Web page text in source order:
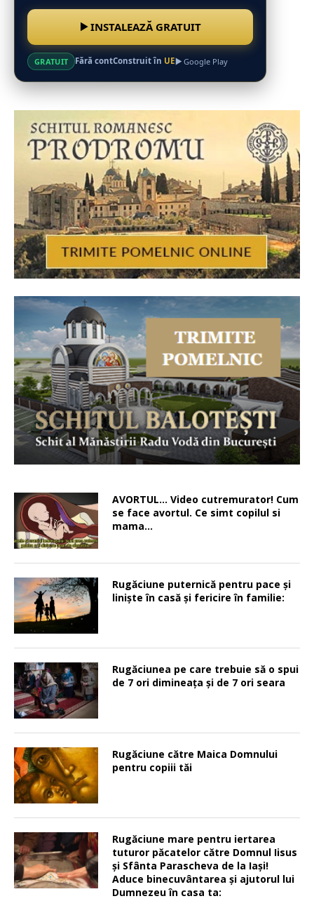
INSTALEAZĂ GRATUIT
GRATUIT Fără contConstruit în UE Google Play
AVORTUL… Video cutremurator! Cum
se face avortul. Ce simt copilul si
mama…
Rugăciune puternică pentru pace şi
linişte în casă şi fericire în familie:
Rugăciunea pe care trebuie să o spui
de 7 ori dimineața și de 7 ori seara
Rugăciune către Maica Domnului
pentru copiii tăi
Rugăciune mare pentru iertarea
tuturor păcatelor către Domnul Iisus
şi Sfânta Parascheva de la Iaşi!
Aduce binecuvântarea şi ajutorul lui
Dumnezeu în casa ta: